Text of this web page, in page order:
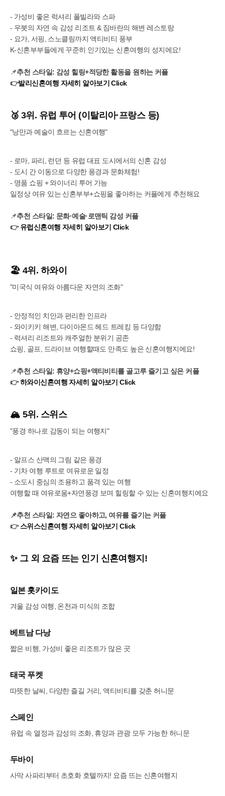
- 가성비 좋은 럭셔리 풀빌라와 스파
- 우붓의 자연 속 감성 리조트 & 짐바란의 해변 레스토랑
- 요가, 서핑, 스노클링까지 액티비티 풍부
K-신혼부부들에게 꾸준히 인기있는 신혼여행의 성지에요!
📌추천 스타일: 감성 힐링+적당한 활동을 원하는 커플
👉발리신혼여행 자세히 알아보기 Click
🥉 3위. 유럽 투어 (이탈리아·프랑스 등)
"낭만과 예술이 흐르는 신혼여행"
- 로마, 파리, 런던 등 유럽 대표 도시에서의 신혼 감성
- 도시 간 이동으로 다양한 풍경과 문화체험!
- 명품 쇼핑 + 와이너리 투어 가능
일정상 여유 있는 신혼부부+쇼핑을 좋아하는 커플에게 추천해요
📌추천 스타일: 문화·예술·로맨틱 감성 커플
👉유럽신혼여행 자세히 알아보기 Click
🏖️ 4위. 하와이
"미국식 여유와 아름다운 자연의 조화"
- 안정적인 치안과 편리한 인프라
- 와이키키 해변, 다이아몬드 헤드 트레킹 등 다양함
- 럭셔리 리조트와 캐주얼한 분위기 공존
쇼핑, 골프, 드라이브 여행할때도 만족도 높은 신혼여행지에요!
📌추천 스타일: 휴양+쇼핑+액티비티를 골고루 즐기고 싶은 커플
👉하와이신혼여행 자세히 알아보기 Click
🏔️ 5위. 스위스
"풍경 하나로 감동이 되는 여행지"
- 알프스 산맥의 그림 같은 풍경
- 기차 여행 루트로 여유로운 일정
- 소도시 중심의 조용하고 품격 있는 여행
여행할 때 여유로움+자연풍경 보며 힐링할 수 있는 신혼여행지에요
📌추천 스타일: 자연으 좋아하고, 여유를 즐기는 커플
👉스위스신혼여행 자세히 알아보기 Click
✨ 그 외 요즘 뜨는 인기 신혼여행지!
일본 홋카이도
겨울 감성 여행, 온천과 미식의 조합
베트남 다낭
짧은 비행, 가성비 좋은 리조트가 많은 곳
태국 푸켓
따뜻한 날씨, 다양한 즐길 거리, 액티비티를 갖춘 허니문
스페인
유럽 속 열정과 감성의 조화, 휴양과 관광 모두 가능한 허니문
두바이
사막 사파리부터 초호화 호텔까지! 요즘 뜨는 신혼여행지